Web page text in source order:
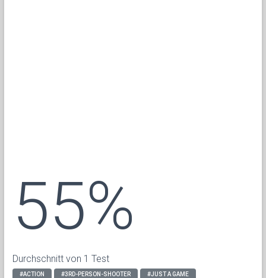
55%
Durchschnitt von 1 Test
#ACTION #3RD-PERSON-SHOOTER #JUST A GAME